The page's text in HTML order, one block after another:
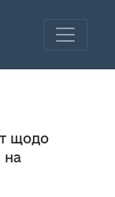
щодо
на